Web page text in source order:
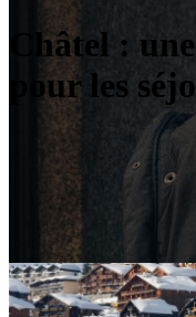
Châtel :
pour les